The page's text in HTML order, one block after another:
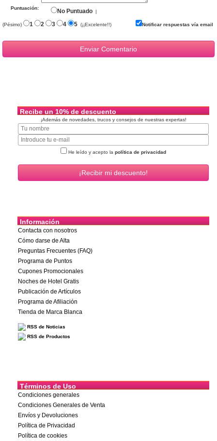
Puntuación: No Puntuado |
(Pésimo) 1 2 3 4 5 (¡¡Excelente!!) Notificar respuestas vía email
Recibe un 10% de descuento
¡Además de novedades, trucos y consejos de nuestras expertas!
He leído y acepto la política de privacidad
Información
Contacta con nosotros
Cómo darse de Alta
Preguntas Frecuentes (FAQ)
Programa de Puntos
Cupones Promocionales
Noches de Hotel Gratis
Publicación de Artículos
Programa de Afiliación
Tienda de Marca Blanca
RSS de Noticias
RSS de Productos
Términos de Uso
Condiciones generales
Condiciones Generales de Venta
Envíos y Devoluciones
Política de Privacidad
Política de cookies